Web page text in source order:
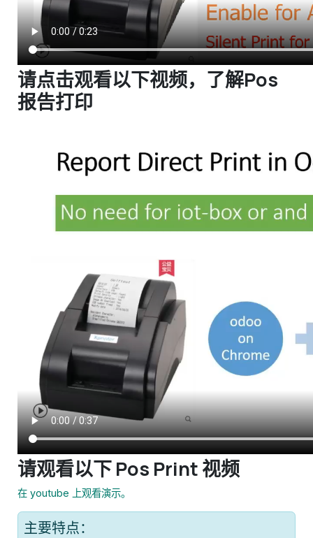
请点击观看以下视频，了解Pos
报告打印
请观看以下 Pos Print 视频
在 youtube 上观看演示。
主要特点：